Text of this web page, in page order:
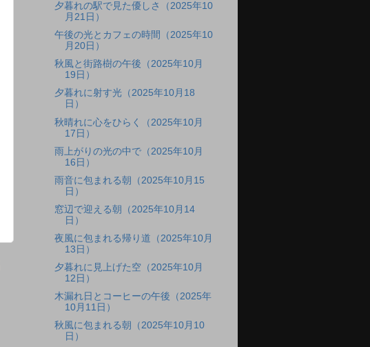
夕暮れの駅で見た優しさ（2025年10
月21日）
午後の光とカフェの時間（2025年10
月20日）
秋風と街路樹の午後（2025年10月
19日）
夕暮れに射す光（2025年10月18
日）
秋晴れに心をひらく（2025年10月
17日）
雨上がりの光の中で（2025年10月
16日）
雨音に包まれる朝（2025年10月15
日）
窓辺で迎える朝（2025年10月14
日）
夜風に包まれる帰り道（2025年10月
13日）
夕暮れに見上げた空（2025年10月
12日）
木漏れ日とコーヒーの午後（2025年
10月11日）
秋風に包まれる朝（2025年10月10
日）